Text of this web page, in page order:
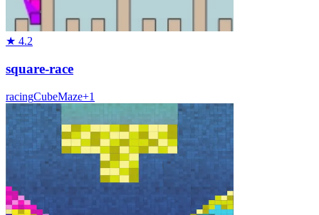
★ 4.2
square-race
racingCubeMaze+1